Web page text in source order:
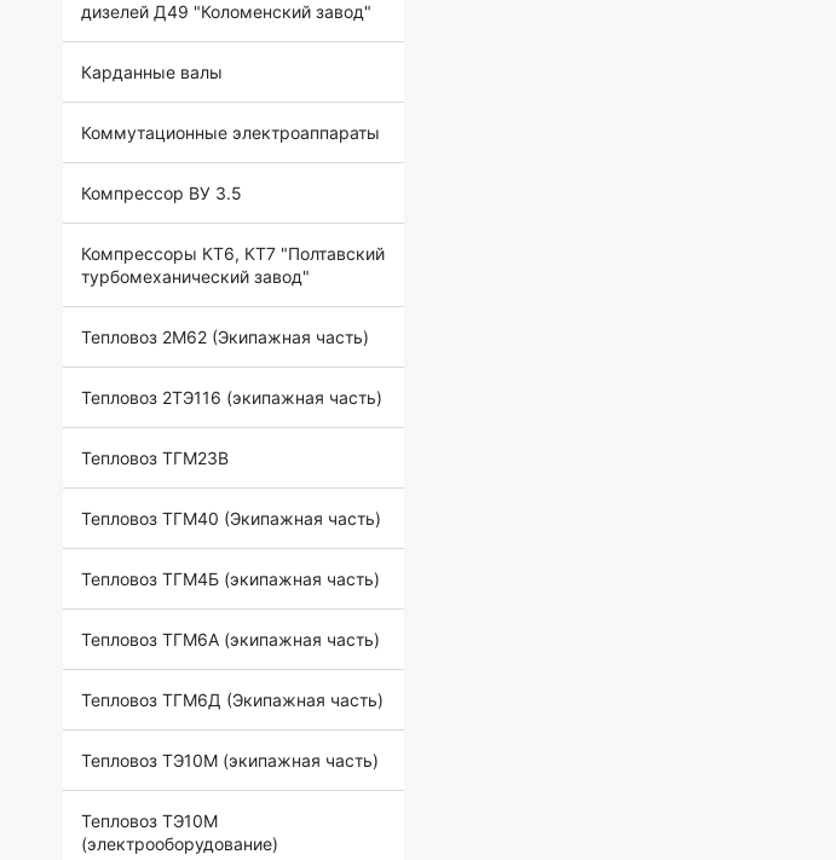
дизелей Д49 "Коломенский завод"
Карданные валы
Коммутационные электроаппараты
Компрессор ВУ 3.5
Компрессоры КТ6, КТ7 "Полтавский
турбомеханический завод"
Тепловоз 2М62 (Экипажная часть)
Тепловоз 2ТЭ116 (экипажная часть)
Тепловоз ТГМ23В
Тепловоз ТГМ40 (Экипажная часть)
Тепловоз ТГМ4Б (экипажная часть)
Тепловоз ТГМ6А (экипажная часть)
Тепловоз ТГМ6Д (Экипажная часть)
Тепловоз ТЭ10М (экипажная часть)
Тепловоз ТЭ10М
(электрооборудование)